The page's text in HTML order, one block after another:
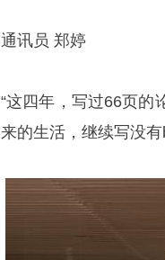
通讯员 郑婷
“这四年，写过66页的
来的生活，继续写没